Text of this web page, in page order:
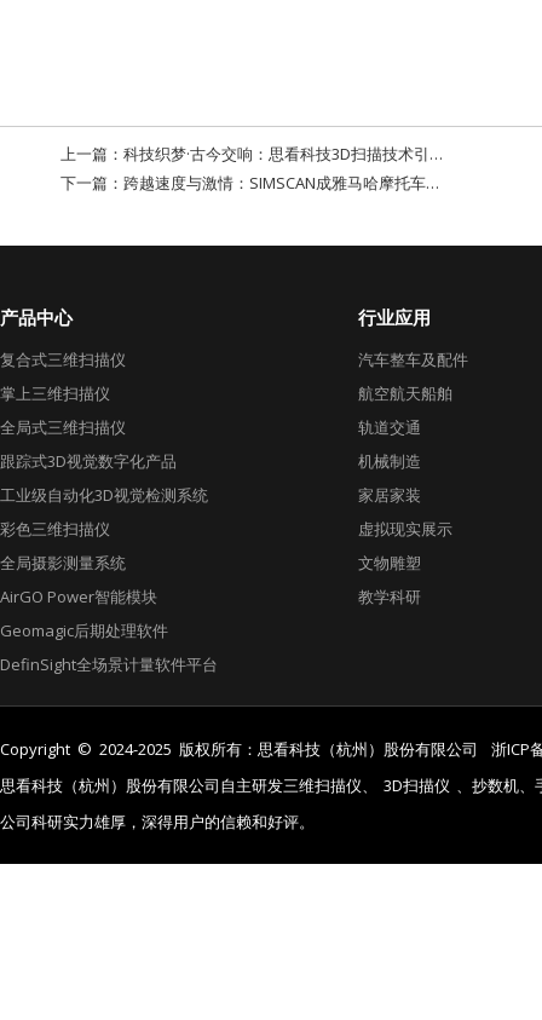
上一篇： 科技织梦·古今交响：思看科技3D扫描技术引领文化遗产数字化保护新篇章
下一篇： 跨越速度与激情：SIMSCAN成雅马哈摩托车新晋检测利器
产品中心
复合式三维扫描仪
掌上三维扫描仪
全局式三维扫描仪
跟踪式3D视觉数字化产品
工业级自动化3D视觉检测系统
彩色三维扫描仪
全局摄影测量系统
AirGO Power智能模块
Geomagic后期处理软件
DefinSight全场景计量软件平台
行业应用
汽车整车及配件
航空航天船舶
轨道交通
机械制造
家居家装
虚拟现实展示
文物雕塑
教学科研
Copyright © 2024-2025 版权所有：思看科技（杭州）股份有限公司
浙ICP
思看科技（杭州）股份有限公司自主研发三维扫描仪、
3D扫描仪 、抄数机、
公司科研实力雄厚，深得用户的信赖和好评。